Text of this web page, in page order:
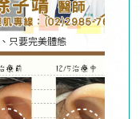
只要完美體態